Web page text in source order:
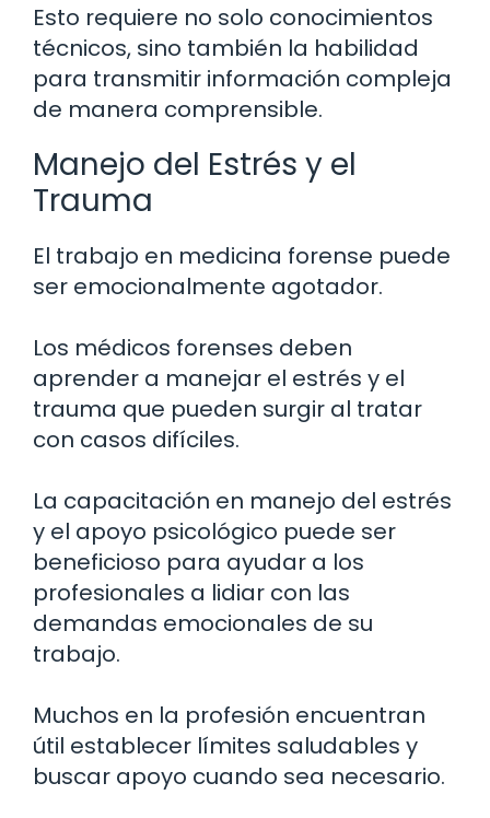
Esto requiere no solo conocimientos
técnicos, sino también la habilidad
para transmitir información compleja
de manera comprensible.
Manejo del Estrés y el
Trauma
El trabajo en medicina forense puede
ser emocionalmente agotador.
Los médicos forenses deben
aprender a manejar el estrés y el
trauma que pueden surgir al tratar
con casos difíciles.
La capacitación en manejo del estrés
y el apoyo psicológico puede ser
beneficioso para ayudar a los
profesionales a lidiar con las
demandas emocionales de su
trabajo.
Muchos en la profesión encuentran
útil establecer límites saludables y
buscar apoyo cuando sea necesario.